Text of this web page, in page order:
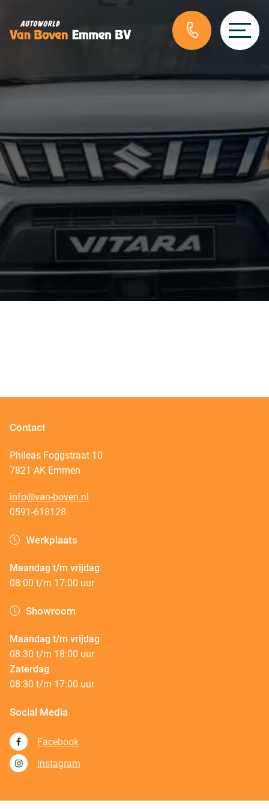
Contact
Phileas Foggstraat 10
7821 AK Emmen
info@van-boven.nl
0591-618128
Werkplaats
Maandag t/m vrijdag
08:00 t/m 17:00 uur
Showroom
Maandag t/m vrijdag
08:30 t/m 18:00 uur
Zaterdag
08:30 t/m 17:00 uur
Social Media
Facebook
Instagram